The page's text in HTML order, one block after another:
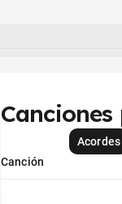
Acordes
Canción